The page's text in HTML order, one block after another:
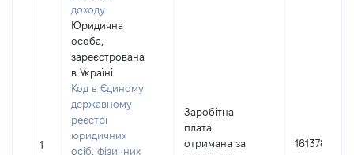
1
доходу:
Юридична
особа,
зареєстрована
в Україні
Код в Єдиному
державному
реєстрі
юридичних
осіб, фізичних
Заробітна
плата
отримана за
161378